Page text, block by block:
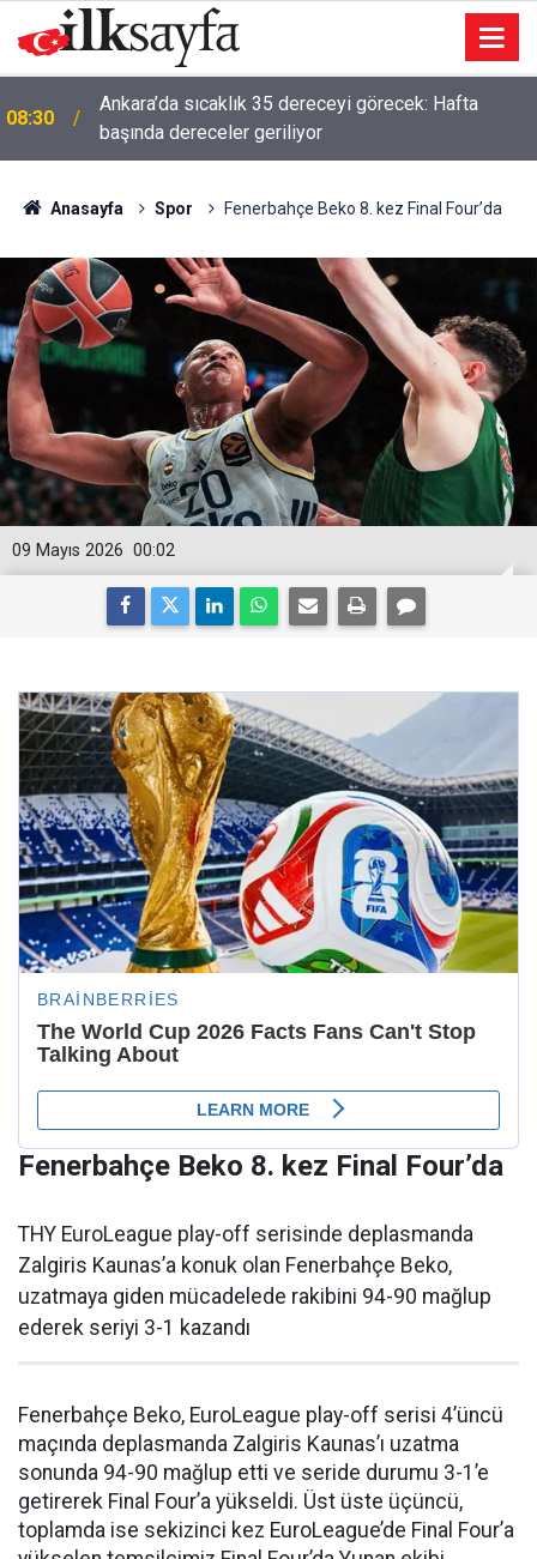
08:23 Etimesgut Enver Başkan’ı mumla arıyor!
Anasayfa Spor Fenerbahçe Beko 8. kez Final Four’da
00:02
09 Mayıs 2026
Fenerbahçe Beko 8. kez Final Four’da
THY EuroLeague play-off serisinde deplasmanda
Zalgiris Kaunas’a konuk olan Fenerbahçe Beko,
uzatmaya giden mücadelede rakibini 94-90 mağlup
ederek seriyi 3-1 kazandı
Fenerbahçe Beko, EuroLeague play-off serisi 4’üncü
maçında deplasmanda Zalgiris Kaunas’ı uzatma
sonunda 94-90 mağlup etti ve seride durumu 3-1’e
getirerek Final Four’a yükseldi. Üst üste üçüncü,
toplamda ise sekizinci kez EuroLeague’de Final Four’a